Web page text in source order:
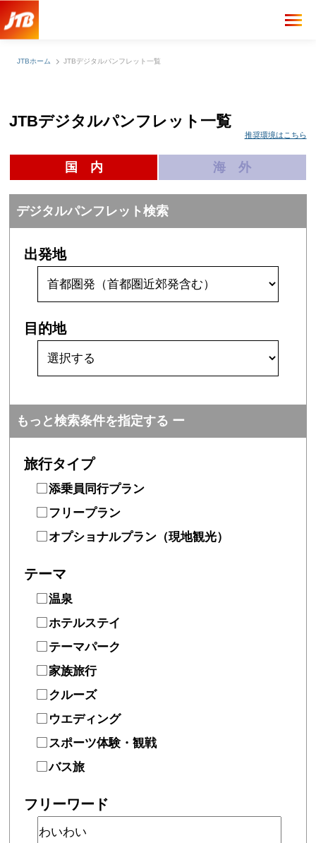
JTBホーム JTBデジタルパンフレット一覧
JTBデジタルパンフレット一覧
推奨環境はこちら
国 内 海 外
デジタルパンフレット検索
出発地
目的地
もっと検索条件を指定する
旅行タイプ
添乗員同行プラン
フリープラン
オプショナルプラン（現地観光）
テーマ
温泉
ホテルステイ
テーマパーク
家族旅行
クルーズ
ウエディング
スポーツ体験・観戦
バス旅
フリーワード